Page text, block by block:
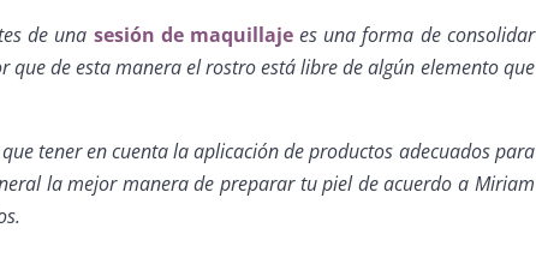
de una sesión de maquillajees una forma de consolidar
que de esta manera el rostro está libre de algún elemento que
tener en cuenta la aplicación de productos adecuados para
la mejor manera de preparar tu piel de acuerdo a Miriam